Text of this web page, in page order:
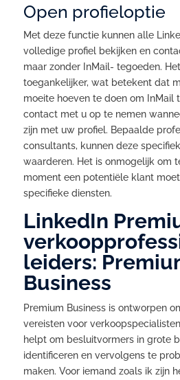
Open profieloptie
Met deze functie kunnen alle
volledige profiel bekijken en
maar zonder InMail- tegoeden.
toegankelijker, wat betekent dat
moeite hoeven te doen om InMail
contact met u op te nemen
zijn met uw profiel. Bepaalde
consultants, kunnen deze
waarderen. Het is onmogelijk om
moment een potentiële klant
specifieke diensten.
LinkedIn
leiders:
Business
Premium Business is ontworpen
vereisten voor
helpt om besluitvormers in grote
identificeren en vervolgens te
maken. Voor iemand zoals ik zijn